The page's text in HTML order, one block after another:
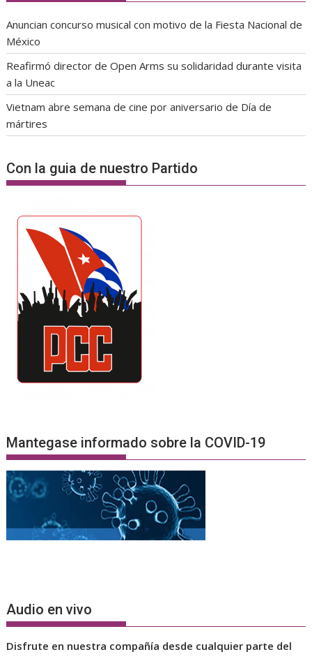
Anuncian concurso musical con motivo de la Fiesta Nacional de
México
Reafirmó director de Open Arms su solidaridad durante visita
a la Uneac
Vietnam abre semana de cine por aniversario de Día de
mártires
Con la guia de nuestro Partido
Mantegase informado sobre la COVID-19
Audio en vivo
Disfrute en nuestra compañía desde cualquier parte del